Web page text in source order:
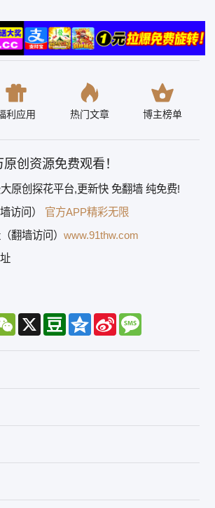
利应用 热门文章 博主榜单
创资源免费观看！
原创探花平台,更新快 免翻墙 纯免费!
访问）
官方APP精彩无限
翻墙访问） www.91thw.com
X DoubanQzoneSina
Weibo
Message